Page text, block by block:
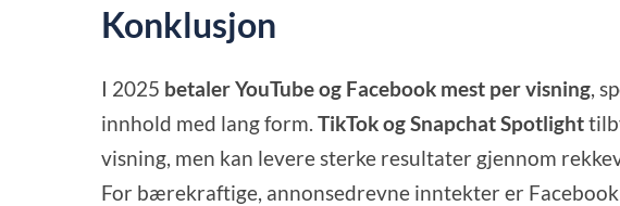
Konklusjon
I 2025 betaler YouTube og Facebook mest per visning,
innhold med lang form.TikTok og Snapchat Spotlight
visning, men kan levere sterke resultater gjennom
For bærekraftige, annonsedrevne inntekter er